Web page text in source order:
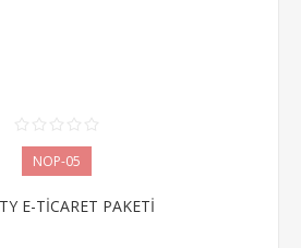
NOP-05
E-TİCARET PAKETİ